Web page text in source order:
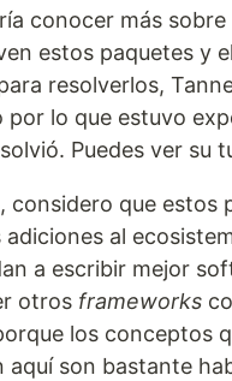
conocer más
estos paquetes y
resolverlos,
por lo que estuvo
Puedes ver su
considero que estos
adiciones al
a escribir mejor
otros frameworks
los conceptos
aquí son bastante